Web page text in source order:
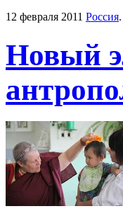
12 февраля 2011 Россия.
Новый